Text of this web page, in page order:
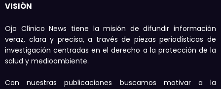
VISIÓN
Ojo Clínico News tiene la misión de difundir información
veraz, clara y precisa, a través de piezas periodísticas de
investigación centradas en el derecho a la protección de la
salud y medioambiente.
Con nuestras publicaciones buscamos motivar a la